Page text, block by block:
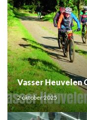
2 oktober 2025